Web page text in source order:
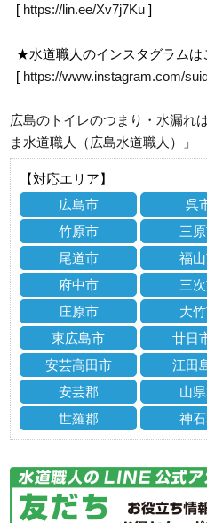
[ https://lin.ee/Xv7j7Ku ]
★水道職人のインスタグラムは
[ https://www.instagram.com/
広島のトイレのつまり・水漏れ
ま水道職人（広島水道職人）」
【対応エリア】
広島市
呉
竹原市
三
尾道市
福
府中市
三
庄原市
大
東広島市
廿日
安芸高田市
江田
安芸郡
山
世羅郡
神